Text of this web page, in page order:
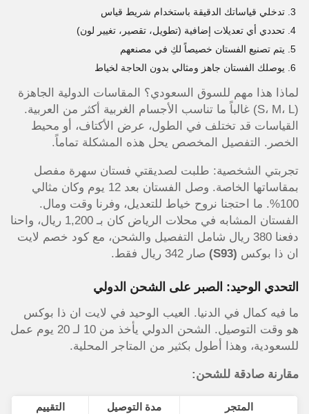
تدخلي قياساتك الدقيقة باستخدام شريط قياس
تحددي أي تعديلات إضافية (تطويل، تقصير، تغيير لون)
يتم تصنيع الفستان خصيصاً لكِ في مصنعهم
يوصلك الفستان جاهز ومثالي بدون الحاجة لخياط
لماذا هذا مهم للسوق السعودي؟ المقاسات الدولية الجاهزة
(S، M، L) غالباً ما تناسب الأجسام الغربية أكثر من العربية.
القياسات قد تختلف في الطول، عرض الأكتاف، أو محيط
الخصر. التفصيل المخصص يحل هذه المشكلة تماماً.
تجربتي الشخصية: طلبت لصديقتي فستان سهرة مفصل
بمقاساتها الخاصة. وصل الفستان بعد 12 يوم وكان مثالي
100%. ما احتجنا نروح خياط للتعديل، وفرنا وقت ومال.
الفستان المشابه في محلات الرياض كان بـ 1,200 ريال، واحنا
دفعنا 380 ريال شامل التفصيل والشحن، مع كود خصم لايت
ان ذا بوكس (S93) صار 342 ريال فقط.
التحدي الوحيد: الصبر على الشحن الدولي
ما فيه كمال في الدنيا. العيب الوحيد في لايت ان ذا بوكس
هو وقت التوصيل. الشحن الدولي يأخذ من 10 لـ 20 يوم عمل
للسعودية، وهذا أطول بكثير من المتاجر المحلية.
مقارنة صادقة للشحن:
المتجر مدة التوصيل
التقييم